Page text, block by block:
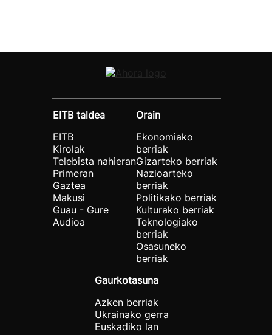
EITB taldea
EITB
Kirolak
Telebista nahieran
Primeran
Gaztea
Makusi
Guau - Gure
Audioa
Orain
Ekonomiako
berriak
Gizarteko berriak
Nazioarteko
berriak
Politikako berriak
Kulturako berriak
Teknologiako
berriak
Osasuneko
berriak
Gaurkotasuna
Azken berriak
Ukrainako gerra
Euskadiko lan